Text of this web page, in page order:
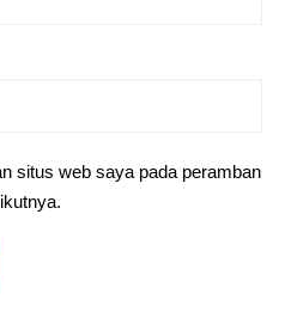
situs web saya pada peramban